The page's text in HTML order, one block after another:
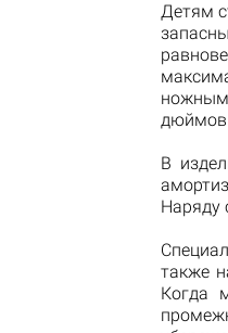
Детям
дюймов
В
Наряду
также
Когда